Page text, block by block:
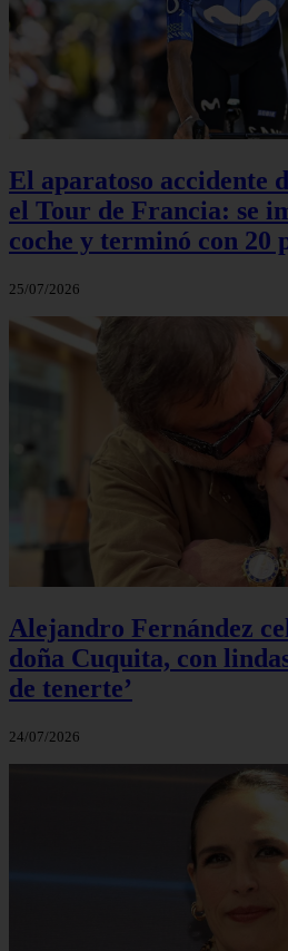
El aparatoso accidente
el Tour de Francia: se
coche y terminó con 20
25/07/2026
Alejandro Fernández
doña Cuquita, con
de tenerte’
24/07/2026